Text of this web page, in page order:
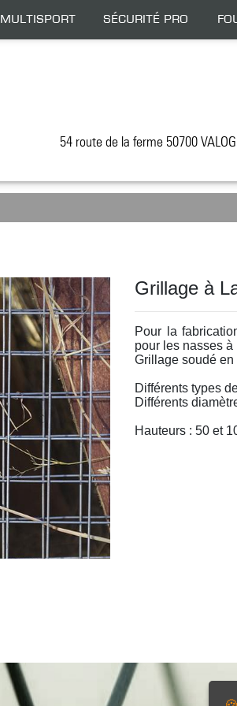
54 route de la ferme 50700
Multisport Sécurité Pro
Grillage à
Pour la
pour les nasses
Grillage soudé en
Différents types
Différents
Hauteurs : 50 et